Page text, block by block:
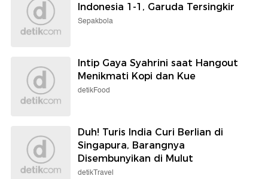
Indonesia 1-1, Garuda Tersingkir
Sepakbola
Intip Gaya Syahrini saat Hangout
Menikmati Kopi dan Kue
detikFood
Duh! Turis India Curi Berlian di
Singapura, Barangnya
Disembunyikan di Mulut
detikTravel